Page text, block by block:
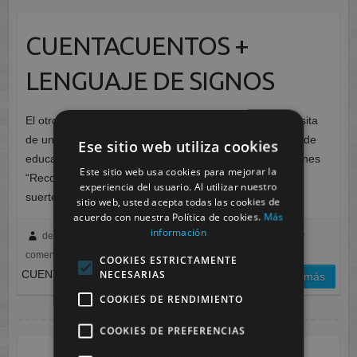
CUENTACUENTOS +
LENGUAJE DE SIGNOS
El otro día, los alumnos de 1º y 2º de EI recibimos la visita
de una directora @elenaserranoescritora de un centro de
educación infantil que ha escrito un libro de las emociones
“Reconociendo las emociones: ira”. Hemos tenido la
suerte…
deborah.gil febrero 15, 2023
No hay
comentarios
CUENTACUENTOS + LENGUAJE DE SIGNOS leer más
Ese sitio web utiliza cookies
Este sitio web usa cookies para mejorar la
experiencia del usuario. Al utilizar nuestro
sitio web, usted acepta todas las cookies de
acuerdo con nuestra Política de cookies. Más
información
COOKIES ESTRICTAMENTE
NECESARIAS
COOKIES DE RENDIMIENTO
COOKIES DE PREFERENCIAS